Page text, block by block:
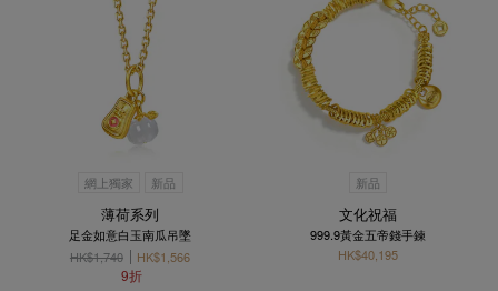
網上獨家 新品
薄荷系列
足金如意白玉南瓜吊墜
HK$1,740
HK$1,566
9折
新品
文化祝福
999.9黃金五帝錢手鍊
HK$40,195